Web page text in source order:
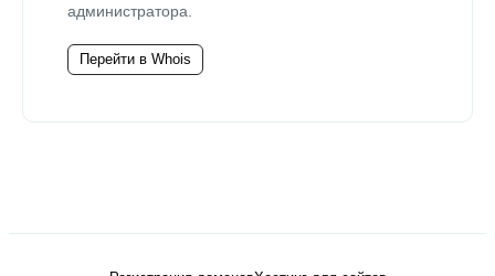
администратора.
Перейти в Whois